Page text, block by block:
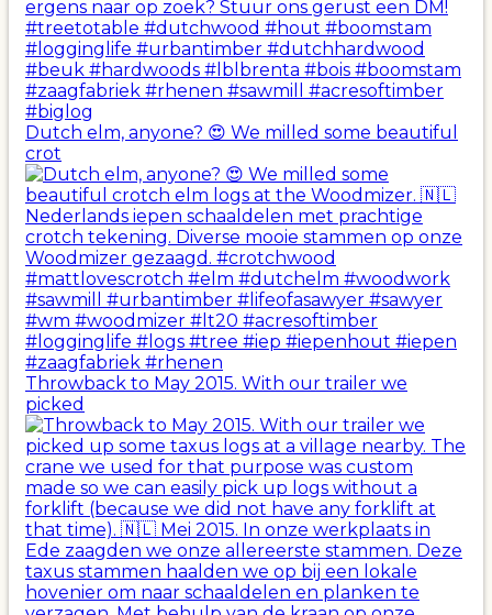
Dutch elm, anyone? 😍 We milled some beautiful
crot
Throwback to May 2015. With our trailer we
picked